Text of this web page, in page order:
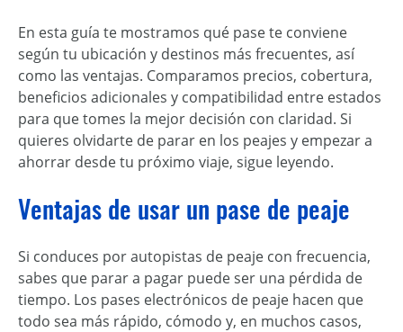
En esta guía te mostramos qué pase te conviene
según tu ubicación y destinos más frecuentes, así
como las ventajas. Comparamos precios, cobertura,
beneficios adicionales y compatibilidad entre estados
para que tomes la mejor decisión con claridad. Si
quieres olvidarte de parar en los peajes y empezar a
ahorrar desde tu próximo viaje, sigue leyendo.
Ventajas de usar un pase de peaje
Si conduces por autopistas de peaje con frecuencia,
sabes que parar a pagar puede ser una pérdida de
tiempo. Los pases electrónicos de peaje hacen que
todo sea más rápido, cómodo y, en muchos casos,